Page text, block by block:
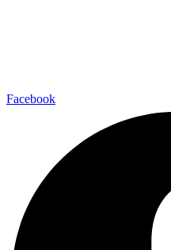
Facebook